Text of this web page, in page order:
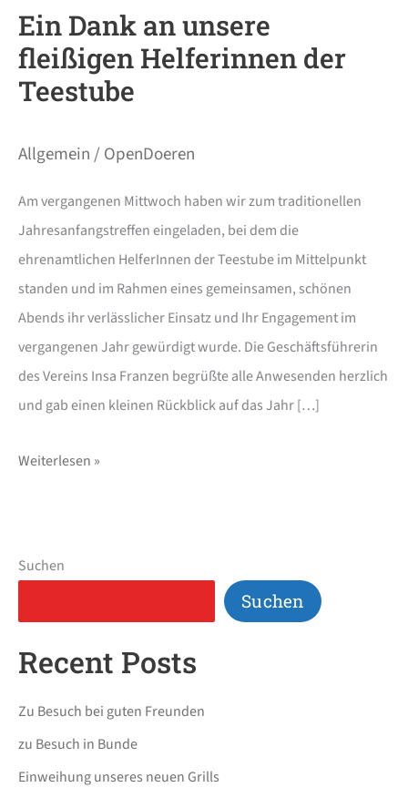
Ein Dank an unsere
fleißigen Helferinnen der
Teestube
Allgemein/ OpenDoeren
Am vergangenen Mittwoch haben wir zum traditionellen
Jahresanfangstreffen eingeladen, bei dem die
ehrenamtlichen HelferInnen der Teestube im Mittelpunkt
standen und im Rahmen eines gemeinsamen, schönen
Abends ihr verlässlicher Einsatz und Ihr Engagement im
vergangenen Jahr gewürdigt wurde. Die Geschäftsführerin
des Vereins Insa Franzen begrüßte alle Anwesenden herzlich
und gab einen kleinen Rückblick auf das Jahr […]
Weiterlesen »
Suchen
Suchen
Recent Posts
Zu Besuch bei guten Freunden
zu Besuch in Bunde
Einweihung unseres neuen Grills